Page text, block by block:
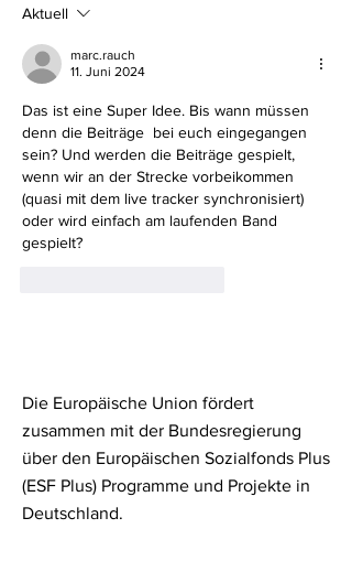
Aktuell
marc.rauch
11. Juni 2024
Das ist eine Super Idee. Bis wann müssen
denn die Beiträge  bei euch eingegangen
sein? Und werden die Beiträge gespielt,
wenn wir an der Strecke vorbeikommen
(quasi mit dem live tracker synchronisiert)
oder wird einfach am laufenden Band
gespielt?
Die Europäische Union fördert
zusammen mit der Bundesregierung
über den Europäischen Sozialfonds Plus
(ESF Plus) Programme und Projekte in
Deutschland.